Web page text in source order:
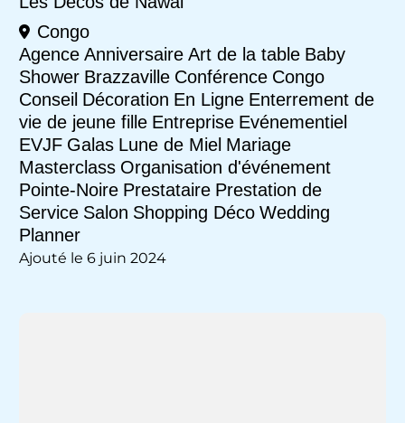
Congo
Agence Anniversaire Art de la table Baby
Shower Brazzaville Conférence Congo
Conseil Décoration En Ligne Enterrement de
vie de jeune fille Entreprise Evénementiel
EVJF Galas Lune de Miel Mariage
Masterclass Organisation d'événement
Pointe-Noire Prestataire Prestation de
Service Salon Shopping Déco Wedding
Planner
Ajouté le 6 juin 2024